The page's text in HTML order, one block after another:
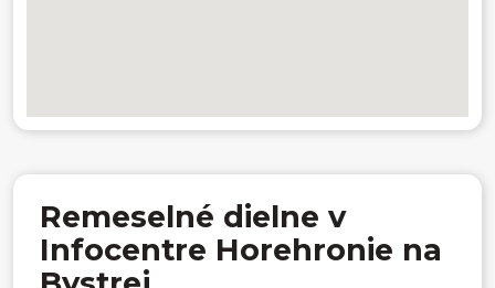
Remeselné dielne v
Infocentre Horehronie na